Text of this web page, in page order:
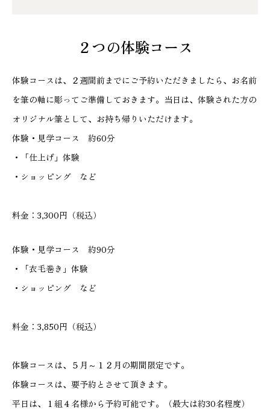
２つの体験コース
体験コースは、２週間前までにご予約いただきましたら、お名前
を筆の軸に彫ってご準備しておきます。当日は、体験された方の
オリジナル筆として、お持ち帰りいただけます。
体験・見学コース 約60分
・「仕上げ」体験
・ショッピング など
料金：3,300円（税込）
体験・見学コース 約90分
・「衣毛巻き」体験
・ショッピング など
料金：3,850円（税込）
体験コースは、５月～１２月の期間限定です。
体験コースは、要予約とさせて頂きます。
平日は、１組４名様から予約可能です。（最大は約30名程度）